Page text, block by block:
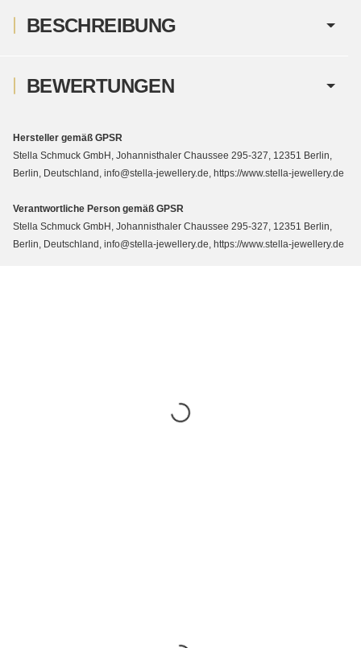
BESCHREIBUNG
BEWERTUNGEN
Hersteller gemäß GPSR
Stella Schmuck GmbH, Johannisthaler Chaussee 295-327, 12351 Berlin,
Berlin, Deutschland, info@stella-jewellery.de, https://www.stella-jewellery.de
Verantwortliche Person gemäß GPSR
Stella Schmuck GmbH, Johannisthaler Chaussee 295-327, 12351 Berlin,
Berlin, Deutschland, info@stella-jewellery.de, https://www.stella-jewellery.de